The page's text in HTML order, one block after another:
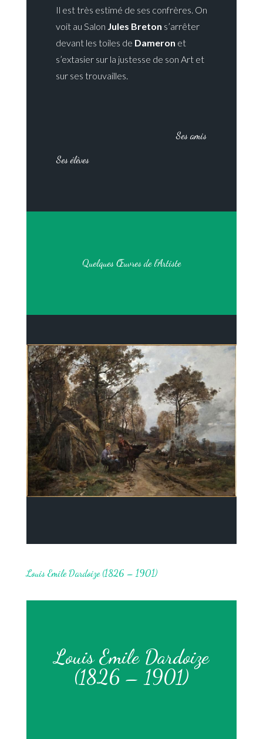
Il est très estimé de ses confrères. On
voit au Salon Jules Breton s’arrêter
devant les toiles de Dameron et
s’extasier sur la justesse de son Art et
sur ses trouvailles.
Ses amis
Ses élèves
Quelques Œuvres de l’Artiste
Louis Emile Dardoize (1826 – 1901)
Louis Emile Dardoize
(1826 – 1901)